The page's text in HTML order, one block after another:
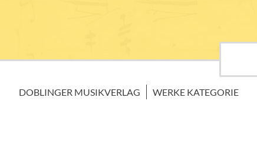
DOBLINGER MUSIKVERLAG WERKE KATEGORIE